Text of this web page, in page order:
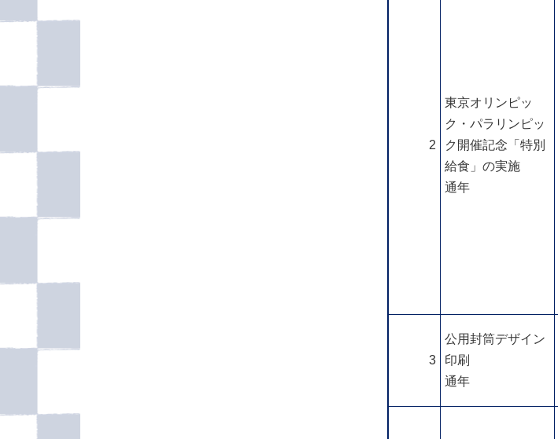
2
東京オリンピッ
ク・パラリンピッ
ク開催記念「特別
給食」の実施
通年
3
公用封筒デザイン
印刷
通年